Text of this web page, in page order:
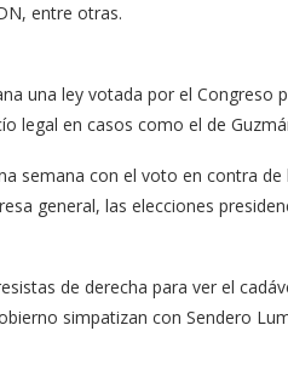
entre otras.
una ley votada por el Congreso
legal en casos como el de
semana con el voto en contra de
general, las elecciones
de derecha para ver el
simpatizan con Sendero